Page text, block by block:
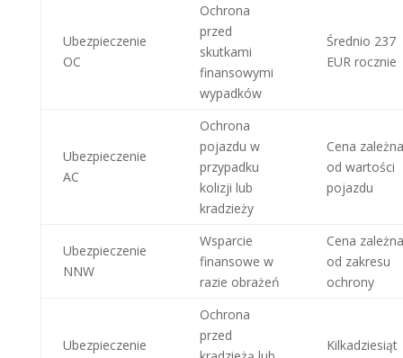
Ubezpieczenie
OC
Ochrona
przed
skutkami
finansowymi
wypadków
Średnio 237
EUR rocznie
Ubezpieczenie
AC
Ochrona
pojazdu w
przypadku
kolizji lub
kradzieży
Cena zależna
od wartości
pojazdu
Ubezpieczenie
NNW
Wsparcie
finansowe w
razie obrażeń
Cena zależna
od zakresu
ochrony
Ubezpieczenie
Ochrona
przed
Kilkadziesiąt